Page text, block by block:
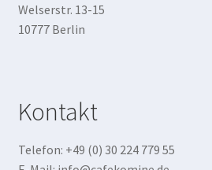
Welserstr. 13-15
10777 Berlin
Kontakt
Telefon: +49 (0) 30 224 779 55